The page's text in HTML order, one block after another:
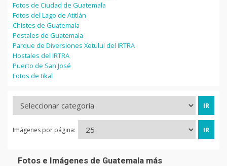
Fotos de Ciudad de Guatemala
Fotos del Lago de Atitlán
Chistes de Guatemala
Postales de Guatemala
Parque de Diversiones Xetulul del IRTRA
Hostales del IRTRA
Puerto de San José
Fotos de tikal
Imágenes por página:
Fotos e Imágenes de Guatemala más